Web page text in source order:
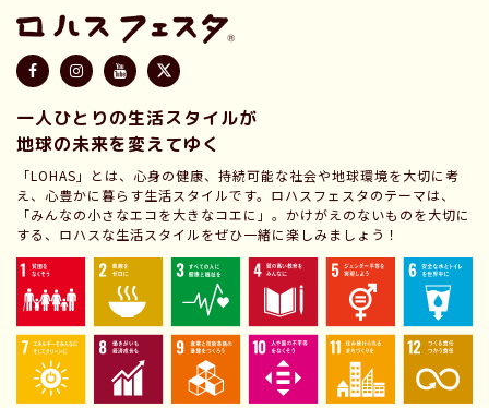
一人ひとりの生活スタイルが
地球の未来を変えてゆく
「LOHAS」とは、心身の健康、持続可能な社会や地球環境を大切に考
え、心豊かに暮らす生活スタイルです。ロハスフェスタのテーマは、
「みんなの小さなエコを大きなコエに」。かけがえのないものを大切に
する、ロハスな生活スタイルをぜひ一緒に楽しみましょう！